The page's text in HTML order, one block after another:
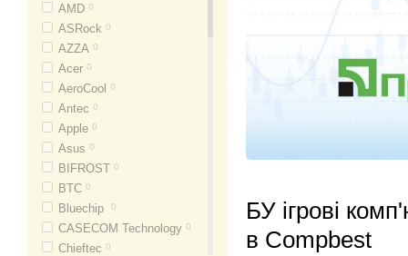
БУ ігрові
в Compbest
AMD 0
ASRock 0
AZZA 0
Acer 0
AeroCool 0
Antec 0
Apple 0
Asus 0
BIFROST 0
BTC 0
Bluechip 0
CASECOM Technology 0
Chieftec 0